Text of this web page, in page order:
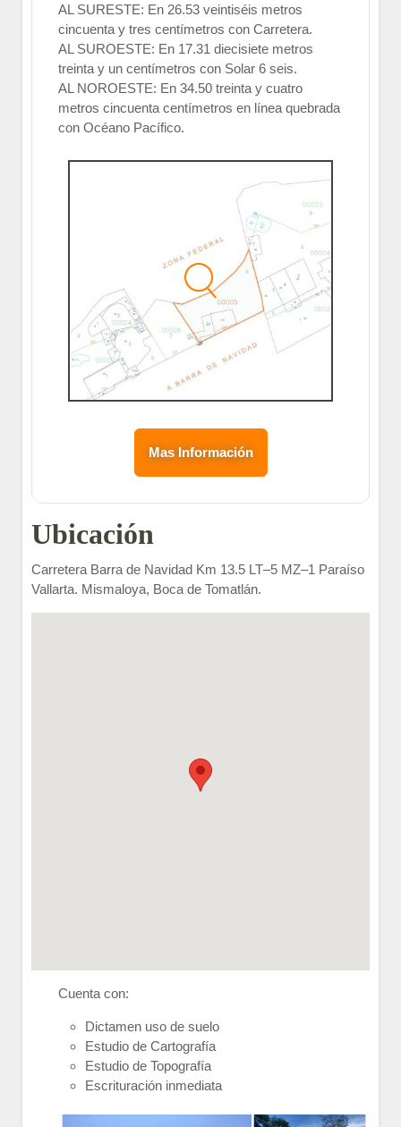
AL SURESTE: En 26.53 veintiséis metros
cincuenta y tres centímetros con Carretera.
AL SUROESTE: En 17.31 diecisiete metros
treinta y un centímetros con Solar 6 seis.
AL NOROESTE: En 34.50 treinta y cuatro
metros cincuenta centímetros en línea quebrada
con Océano Pacífico.
Mas Información
Ubicación
Carretera Barra de Navidad Km 13.5 LT–5 MZ–1 Paraíso
Vallarta. Mismaloya, Boca de Tomatlán.
Cuenta con:
Dictamen uso de suelo
Estudio de Cartografía
Estudio de Topografía
Escrituración inmediata